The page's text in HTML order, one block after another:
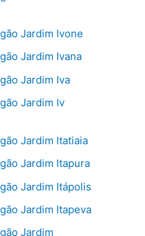
Jardim Ivone
Jardim Ivana
Jardim Iva
Jardim Iv
Jardim Itatiaia
Jardim Itapura
Jardim Itápolis
Jardim Itapeva
Jardim